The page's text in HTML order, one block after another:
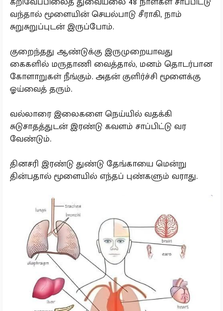
வந்தால் மூளையின் செயல்பாடு சீராகி, நாம்
சுறுசுறுப்புடன் இருப்போம்.
குறைந்தது ஆண்டுக்கு இருமுறையாவது
கைகளில் மருதாணி வைத்தால், மனம் தொடர்பான
கோளாறுகள் நீங்கும். அதன் குளிர்ச்சி மூளைக்கு
ஓய்வைத் தரும்.
வல்லாரை இலைகளை நெய்யில் வதக்கி
சுடுசாதத்துடன் இரண்டு கவளம் சாப்பிட்டு வர
வேண்டும்.
தினசரி இரண்டு துண்டு தேங்காயை மென்று
தின்பதால் மூளையில் எந்தப் புண்களும் வராது.